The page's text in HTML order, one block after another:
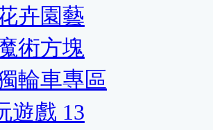
卉園藝
術方塊
輪車專區
遊戲 13